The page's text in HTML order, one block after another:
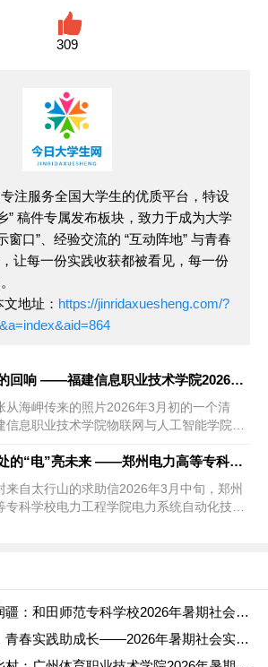
309
注服务全国大学生的优质平台，特设
” 稿件专属发布板块，致力于成为大学
窗口”、经验交流的 “互动阵地” 与青春
让每一份实践收获都被看见，每一份
地址： https://jinridaxuesheng.com/?
山海间的回响 ——福建信息职业技术学院2026年春季志愿者服
从海岬传来的照片2026年3月初的一个清
信息职业技术学院物联网与人工智能学院物
大山深处的“电”亮未来 ——郑州电力高等专科学校2026年春
来自太行山的求助信2026年3月中旬，郑州
专科学校电力工程学院电力系统自动化技术
青春筑梦，推普润疆：和田师范专科学校2026年暑期社会实践纪
立足专业践初心，青春实践助成长——2026年暑期社会实践报告